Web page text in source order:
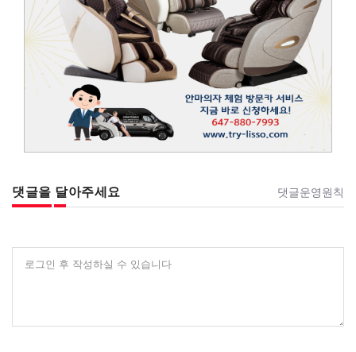
댓글을 달아주세요 댓글운영원칙
로그인 후 작성하실 수 있습니다